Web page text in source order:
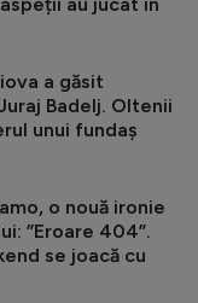
a găsit
Badelj. Oltenii
unui fundaș
o nouă ironie
”Eroare 404”.
se joacă cu